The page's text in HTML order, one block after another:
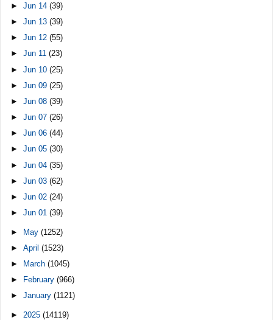
►Jun 14(39)
►Jun 13(39)
►Jun 12(55)
►Jun 11(23)
►Jun 10(25)
►Jun 09(25)
►Jun 08(39)
►Jun 07(26)
►Jun 06(44)
►Jun 05(30)
►Jun 04(35)
►Jun 03(62)
►Jun 02(24)
►Jun 01(39)
► May(1252)
►April(1523)
►
March(1045)
►
February(966)
►January(1121)
► 2025(14119)